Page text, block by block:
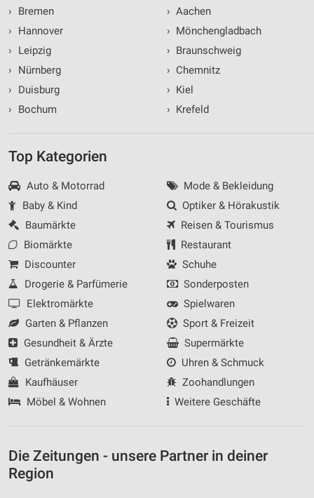
›
Bremen
›
Hannover
›
Leipzig
›
Nürnberg
›
Duisburg
›
Bochum
› Aachen
› Mönchengladbach
› Braunschweig
› Chemnitz
› Kiel
› Krefeld
Top Kategorien
Auto & Motorrad
Baby & Kind
Baumärkte
Biomärkte
Discounter
Drogerie & Parfümerie
Elektromärkte
Garten & Pflanzen
Gesundheit & Ärzte
Getränkemärkte
Kaufhäuser
Möbel & Wohnen
Mode & Bekleidung
Optiker & Hörakustik
Reisen & Tourismus
Restaurant
Schuhe
Sonderposten
Spielwaren
Sport & Freizeit
Supermärkte
Uhren & Schmuck
Zoohandlungen
Weitere Geschäfte
Die Zeitungen - unsere Partner in deiner
Region